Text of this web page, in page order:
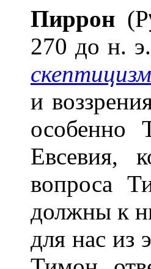
Пиррон (P
270 до н.
и
особенно
Евсевия,
вопроса
должны к
для нас из